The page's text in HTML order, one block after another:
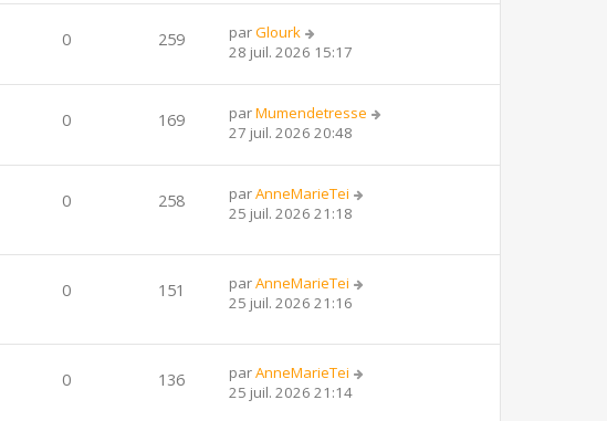
0 259 parGlourk
28 juil. 2026 15:17
0 169 parMumendetresse
27 juil. 2026 20:48
0 258 parAnneMarieTei
25 juil. 2026 21:18
0 151 parAnneMarieTei
25 juil. 2026 21:16
0 136 parAnneMarieTei
25 juil. 2026 21:14